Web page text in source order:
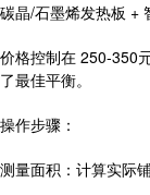
碳晶/石墨烯发热板 +
价格控制在 250-350
了最佳平衡。
操作步骤：
测量面积：计算实际